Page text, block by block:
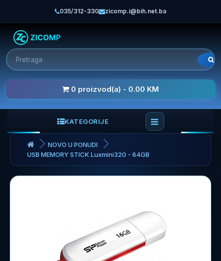
035/312-330 zicomp.i@bih.net.ba
0 proizvod(a) - 0.00 KM
KATEGORIJE
NOVO U PONUDI
USB MEMORY STICK Luxmini320 - 64GB